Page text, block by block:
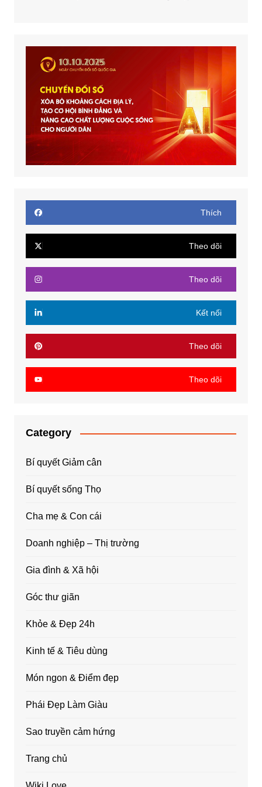
Thích
Theo dõi
Theo dõi
Kết nối
Theo dõi
Theo dõi
Category
Bí quyết Giảm cân
Bí quyết sống Thọ
Cha mẹ & Con cái
Doanh nghiệp – Thị trường
Gia đình & Xã hội
Góc thư giãn
Khỏe & Đẹp 24h
Kinh tế & Tiêu dùng
Món ngon & Điểm đẹp
Phái Đẹp Làm Giàu
Sao truyền cảm hứng
Trang chủ